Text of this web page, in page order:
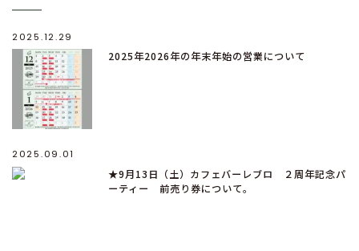
2025.12.29
2025年2026年の年末年始の営業について
2025.09.01
★9月13日（土）カフェバーレブロ ２周年記念パ
ーティー 前売り券について。